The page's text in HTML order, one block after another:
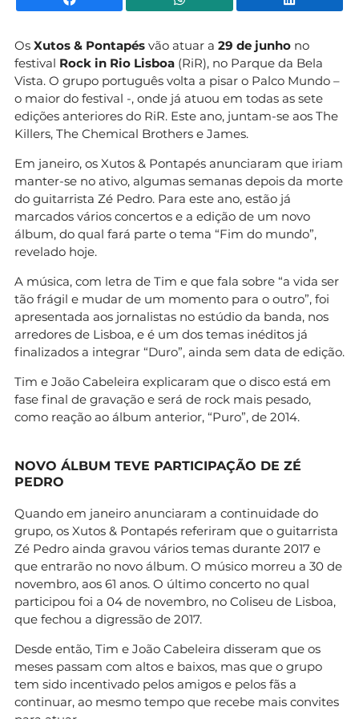
Os Xutos & Pontapés vão atuar a 29 de junho no
festival Rock in Rio Lisboa (RiR), no Parque da Bela
Vista. O grupo português volta a pisar o Palco Mundo –
o maior do festival -, onde já atuou em todas as sete
edições anteriores do RiR. Este ano, juntam-se aos The
Killers, The Chemical Brothers e James.
Em janeiro, os Xutos & Pontapés anunciaram que iriam
manter-se no ativo, algumas semanas depois da morte
do guitarrista Zé Pedro. Para este ano, estão já
marcados vários concertos e a edição de um novo
álbum, do qual fará parte o tema “Fim do mundo”,
revelado hoje.
A música, com letra de Tim e que fala sobre “a vida ser
tão frágil e mudar de um momento para o outro”, foi
apresentada aos jornalistas no estúdio da banda, nos
arredores de Lisboa, e é um dos temas inéditos já
finalizados a integrar “Duro”, ainda sem data de edição.
Tim e João Cabeleira explicaram que o disco está em
fase final de gravação e será de rock mais pesado,
como reação ao álbum anterior, “Puro”, de 2014.
NOVO ÁLBUM TEVE PARTICIPAÇÃO DE ZÉ
PEDRO
Quando em janeiro anunciaram a continuidade do
grupo, os Xutos & Pontapés referiram que o guitarrista
Zé Pedro ainda gravou vários temas durante 2017 e
que entrarão no novo álbum. O músico morreu a 30 de
novembro, aos 61 anos. O último concerto no qual
participou foi a 04 de novembro, no Coliseu de Lisboa,
que fechou a digressão de 2017.
Desde então, Tim e João Cabeleira disseram que os
meses passam com altos e baixos, mas que o grupo
tem sido incentivado pelos amigos e pelos fãs a
continuar, ao mesmo tempo que recebe mais convites